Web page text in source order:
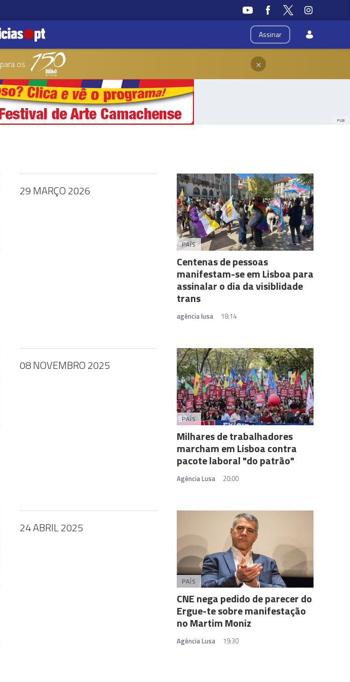
Assinar
para os ×
PUB
29 MARÇO 2026
PAÍS
Centenas de pessoas
manifestam-se em Lisboa para
assinalar o dia da visiblidade
trans
agência lusa 18:14
08 NOVEMBRO 2025
PAÍS
Milhares de trabalhadores
marcham em Lisboa contra
pacote laboral "do patrão"
Agência Lusa 20:00
24 ABRIL 2025
PAÍS
CNE nega pedido de parecer do
Ergue-te sobre manifestação
no Martim Moniz
Agência Lusa 19:30